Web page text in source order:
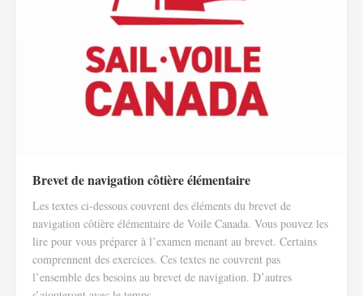
Brevet de navigation côtière élémentaire
Les textes ci-dessous couvrent des éléments du brevet de
navigation côtière élémentaire de Voile Canada. Vous pouvez les
lire pour vous préparer à l’examen menant au brevet. Certains
comprennent des exercices. Ces textes ne couvrent pas
l’ensemble des besoins au brevet de navigation. D’autres